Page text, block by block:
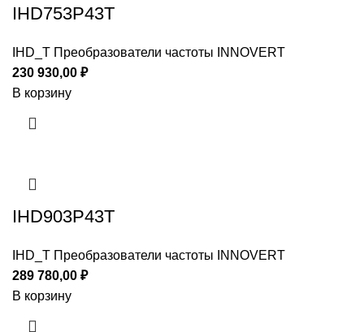
IHD753P43T
IHD_T Преобразователи частоты INNOVERT
230 930,00 ₽
В корзину
IHD903P43T
IHD_T Преобразователи частоты INNOVERT
289 780,00 ₽
В корзину